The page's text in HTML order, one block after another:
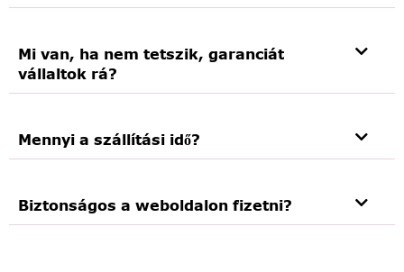
Mi van, ha nem tetszik, garanciát
vállaltok rá?
Mennyi a szállítási idő?
Biztonságos a weboldalon fizetni?